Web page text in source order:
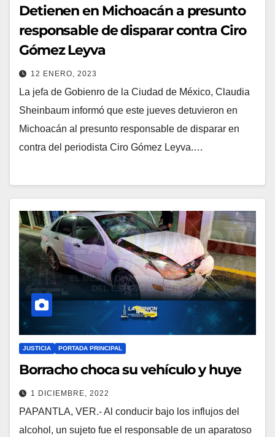
Detienen en Michoacán a presunto
responsable de disparar contra Ciro
Gómez Leyva
12 ENERO, 2023
La jefa de Gobienro de la Ciudad de México, Claudia
Sheinbaum informó que este jueves detuvieron en
Michoacán al presunto responsable de disparar en
contra del periodista Ciro Gómez Leyva.…
JUSTICIA PORTADA PRINCIPAL
Borracho choca su vehículo y huye
1 DICIEMBRE, 2022
PAPANTLA, VER.- Al conducir bajo los influjos del
alcohol, un sujeto fue el responsable de un aparatoso